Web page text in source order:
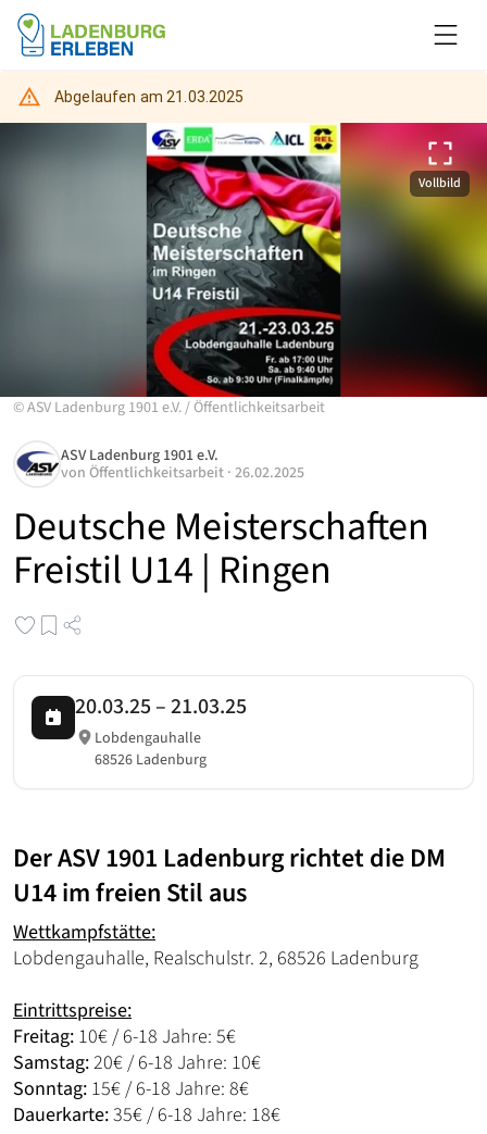
Abgelaufen am 21.03.2025
Vollbild
©ASV Ladenburg 1901 e.V./Öffentlichkeitsarbeit
Deutsche Meisterschaften
Freistil U14 | Ringen
ASV Ladenburg 1901 e.V.
von Öffentlichkeitsarbeit · 26.02.2025
20.03.25–21.03.25
Lobdengauhalle
68526 Ladenburg
Der ASV 1901 Ladenburg richtet die DM
U14 im freien Stil aus
Wettkampfstätte:
Lobdengauhalle, Realschulstr. 2, 68526 Ladenburg
Eintrittspreise:
Freitag: 10€ / 6-18 Jahre: 5€
Samstag:20€ / 6-18 Jahre: 10€
Sonntag: 15€ / 6-18 Jahre: 8€
Dauerkarte:35€ / 6-18 Jahre: 18€